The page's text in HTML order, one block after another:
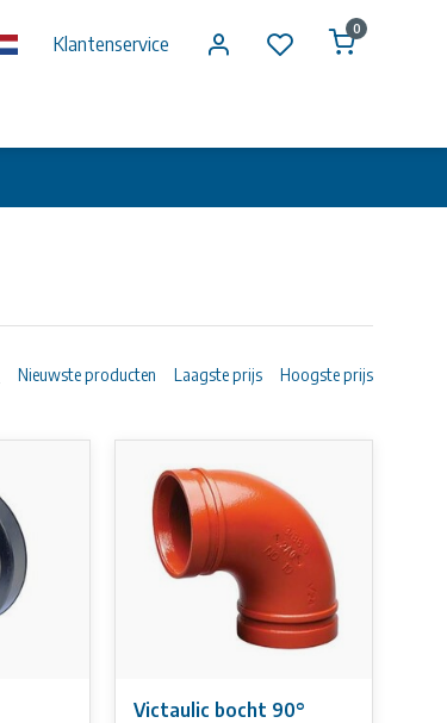
Klantenservice
0
Nieuwste producten Laagste prijs Hoogste prijs
Victaulic bocht 90°